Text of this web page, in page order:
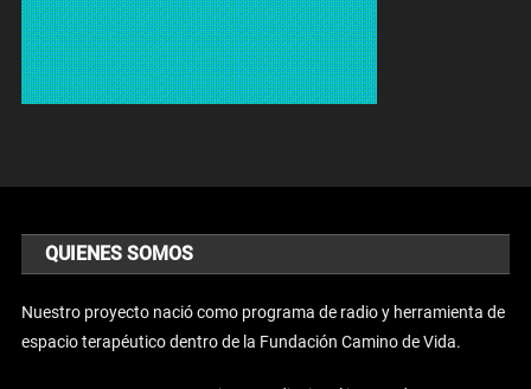
QUIENES SOMOS
Nuestro proyecto nació como programa de radio y herramienta de
espacio terapéutico dentro de la Fundación Camino de Vida.